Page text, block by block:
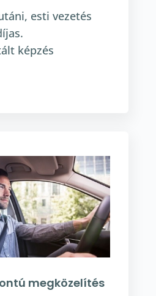
esti vezetés
képzés
megközelítés